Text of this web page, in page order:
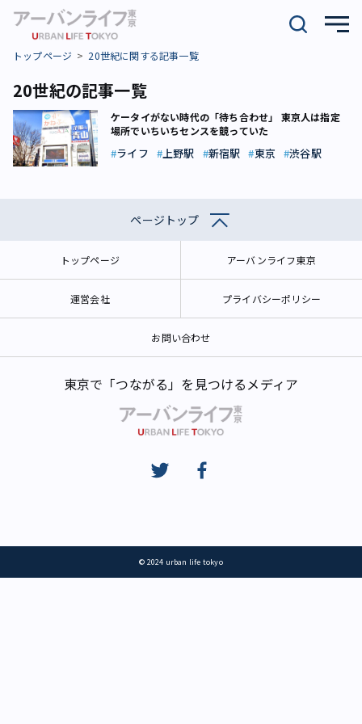
トップページ 20世紀に関する記事一覧
20世紀の記事一覧
ケータイがない時代の「待ち合わせ」 東京人は指定
場所でいちいちセンスを競っていた
ライフ 上野駅 新宿駅 東京 渋谷駅
ページトップ
トップページ アーバンライフ東京
運営会社 プライバシーポリシー
お問い合わせ
東京で「つながる」を見つけるメディア
© 2024 urban life tokyo